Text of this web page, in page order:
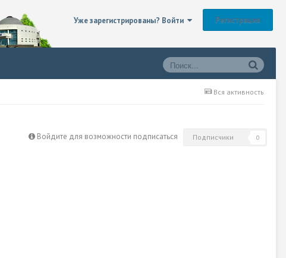
Уже зарегистрированы? Войти Регистрация
Вся активность
Войдите для возможности подписаться Подписчики 0